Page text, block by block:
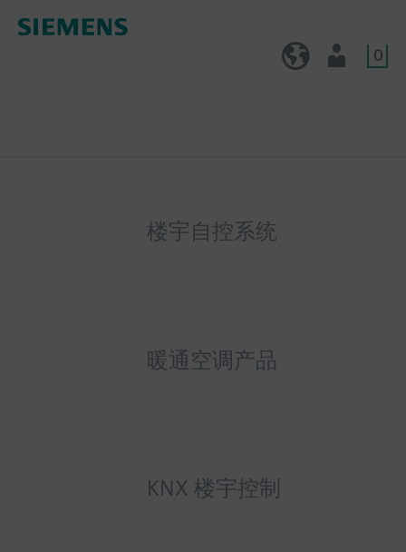
0
楼宇自控系统
暖通空调产品
KNX 楼宇控制